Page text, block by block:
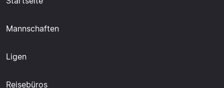
Mannschaften
Ligen
Reisebüros